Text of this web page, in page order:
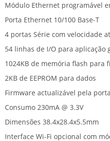
Módulo Ethernet programável
Porta Ethernet 10/100 Base-T
4 portas Série com velocidade
54 linhas de I/O para aplicação
1024KB de memória flash para
2KB de EEPROM para dados
Firmware actualizável pela
Consumo 230mA @ 3.3V
Dimensões 38.4x28.4x5.5mm
Interface Wi-Fi opcional com